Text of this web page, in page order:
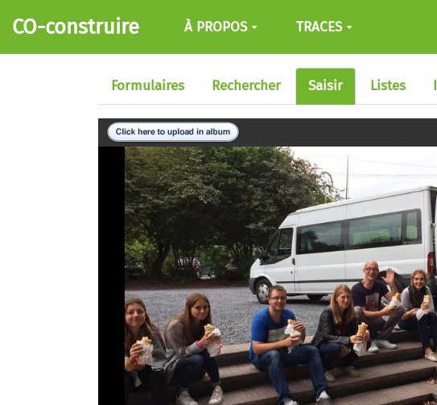
Aller au contenu principal
CO-construire À PROPOS TRACES
Formulaires Rechercher Saisir Listes